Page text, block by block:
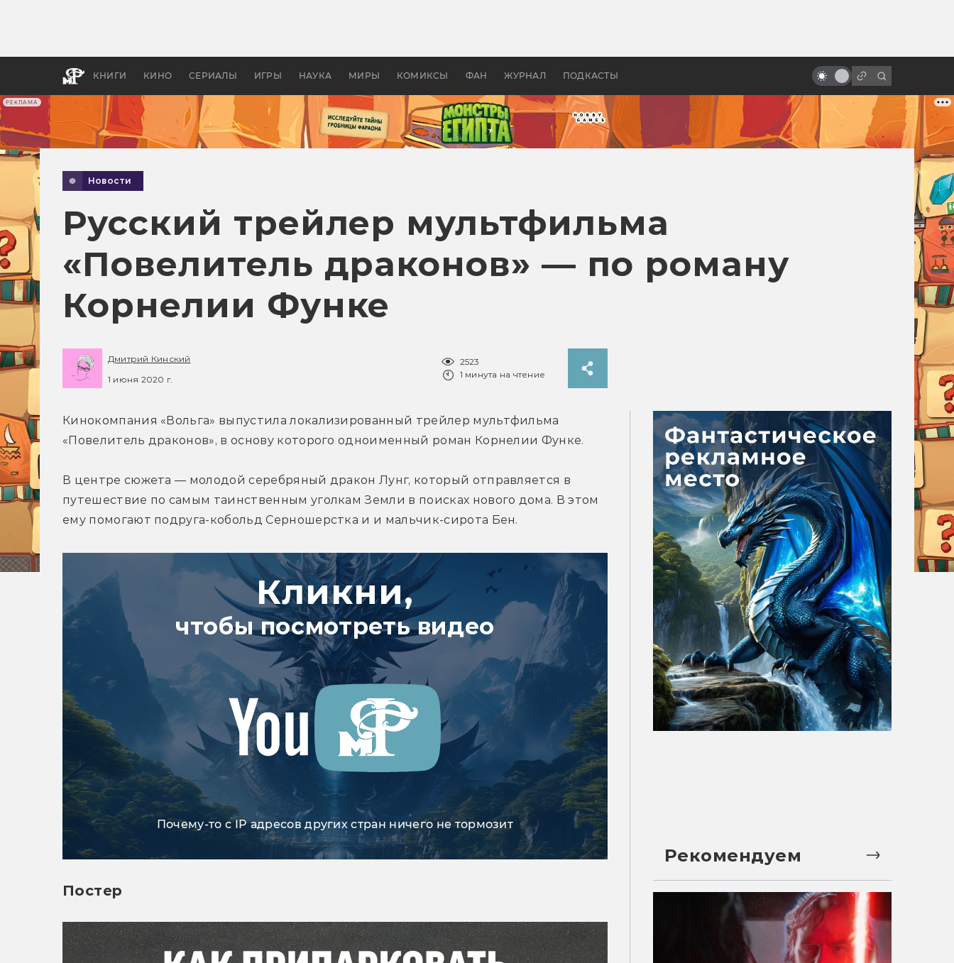
РЕКЛАМА
КНИГИ КИНО СЕРИАЛЫ ИГРЫ НАУКА МИРЫ КОМИКСЫ ФАН ЖУРНАЛ ПОДКАСТЫ
бы «Властелина колец»
Древней Грецией
компания
Новости
Русский трейлер мультфильма
«Повелитель драконов» — по роману
Корнелии Функе
Дмитрий Кинский
1 июня 2020 г.
2523
1 минута на чтение
Кинокомпания «Вольга» выпустила локализированный трейлер мультфильма
«Повелитель драконов», в основу которого одноименный роман Корнелии Функе.
В центре сюжета — молодой серебряный дракон Лунг, который отправляется в
путешествие по самым таинственным уголкам Земли в поисках нового дома. В этом
ему помогают подруга-кобольд Серношерстка и и мальчик-сирота Бен.
Кликни,
чтобы посмотреть видео
Почему-то с IP адресов других стран ничего не тормозит
Постер
Рекомендуем